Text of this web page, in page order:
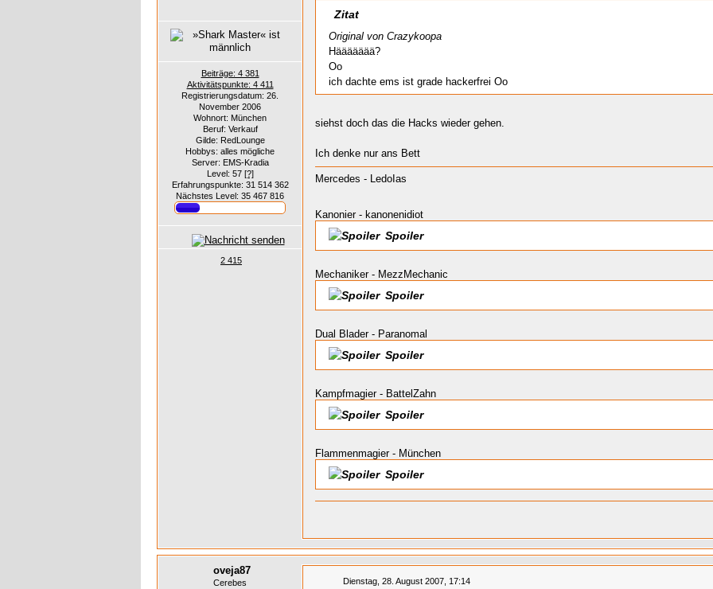
Beiträge: 4 381
Aktivitätspunkte: 4 411
Registrierungsdatum: 26.
November 2006
Wohnort: München
Beruf: Verkauf
Gilde: RedLounge
Hobbys: alles mögliche
Server: EMS-Kradia
Level: 57 [?]
Erfahrungspunkte: 31 514 362
Nächstes Level: 35 467 816
2 415
Zitat
Original von Crazykoopa
Häääääää?
Oo
ich dachte ems ist grade hackerfrei Oo
siehst doch das die Hacks wieder gehen.
Ich denke nur ans Bett
Mercedes - LedoIas
Kanonier - kanonenidiot
Spoiler
Mechaniker - MezzMechanic
Spoiler
Dual Blader - Paranomal
Spoiler
Kampfmagier - BattelZahn
Spoiler
Flammenmagier - München
Spoiler
oveja87
Cerebes Dienstag, 28. August 2007, 17:14